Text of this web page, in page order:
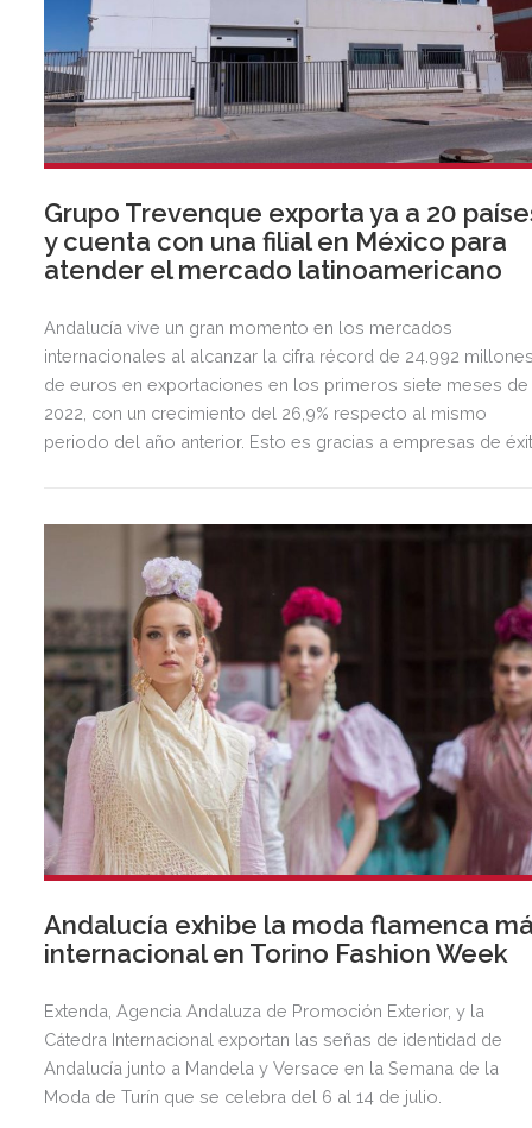
Grupo Trevenque exporta ya a 20
y cuenta con una filial en México para
atender el mercado latinoamericano
Andalucía vive un gran momento en los mercados
internacionales al alcanzar la cifra récord de 24.992
de euros en exportaciones en los primeros siete meses de
2022, con un crecimiento del 26,9% respecto al mismo
periodo del año anterior. Esto es gracias a empresas de
tecnologías de información y la comunicación.
Andalucía exhibe la moda flamenca
internacional en Torino Fashion Week
Extenda, Agencia Andaluza de Promoción Exterior, y la
Cátedra Internacional exportan las señas de identidad de
Andalucía junto a Mandela y Versace en la Semana de la
Moda de Turín que se celebra del 6 al 14 de julio.